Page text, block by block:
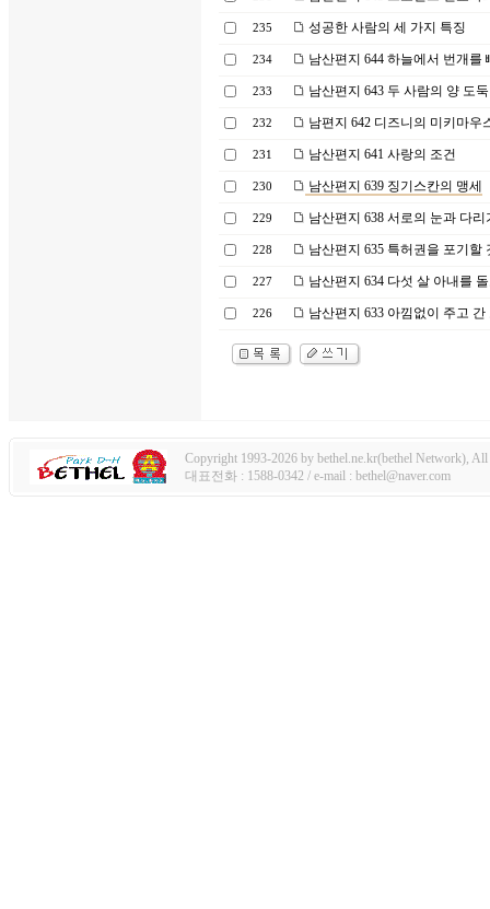
235 성공한 사람의 세 가지 특징
234 남산편지 644 하늘에서 번개를
233 남산편지 643 두 사람의 양 도둑
232 남편지 642 디즈니의 미키마우
231 남산편지 641 사랑의 조건
230 남산편지 639 징기스칸의 맹세
229 남산편지 638 서로의 눈과 다리
228 남산편지 635 특허권을 포기할
227 남산편지 634 다섯 살 아내를
226 남산편지 633 아낌없이 주고
Copyright 1993-2026 by bethel.ne.kr(bethel Network), All
대표전화 : 1588-0342 / e-mail : bethel@naver.com